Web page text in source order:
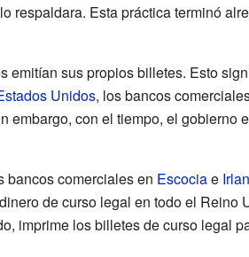
respaldara. Esta práctica terminó
sus propios billetes. Esto
Unidos, los bancos
con el tiempo, el gobierno
bancos comerciales en Escociae
de curso legal en todo el Reino
imprime los billetes de curso legal